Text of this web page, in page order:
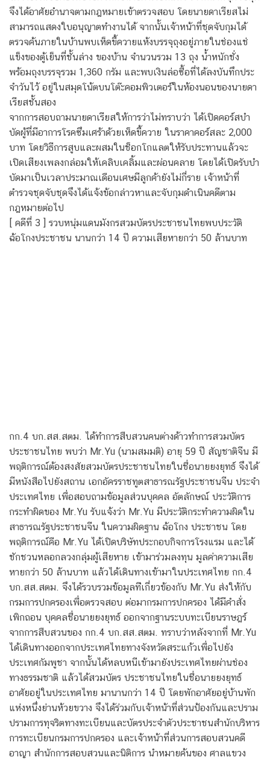
จึงได้อาศัยอํานาจตามกฎหมายเข้าตรวจสอบ โดยนายดาเรียสไม่
สามารถแสดงใบอนุญาตทํางานได้ จากนั้นเจ้าหน้าที่ชุดจับกุมได้
ตรวจค้นภายในบ้านพบเห็ดขี้ควายแห้งบรรจุถุงอยู่ภายในช่องแช่
แข็งของตู้เย็นที่ชั้นล่าง ของบ้าน จํานวนรวม 13 ถุง น้ำหนักชั่ง
พร้อมถุงบรรจุรวม 1,360 กรัม และพบเงินล่อซื้อที่ได้ลงบันทึกประ
จําวันไว้ อยู่ในสมุดโน้ตบนโต๊ะคอมพิวเตอร์ในห้องนอนของนายดา
เรียสชั้นสอง
จากการสอบถามนายดาเรียสให้การว่าไม่ทราบว่า ได้เปิดคอร์สบํา
บัดผู้ที่มีอาการโรคซึมเศร้าด้วยเห็ดขี้ควาย ในราคาคอร์สละ 2,000
บาท โดยวิธีการสูบและผสมในช็อกโกแลตให้รับประทานแล้วจะ
เปิดเสียงเพลงกล่อมให้เคลิบเคลิ้มและผ่อนคลาย โดยได้เปิดรับบํา
บัดมาเป็นเวลาประมาณเดือนเศษมีลูกค้ายังไม่กี่ราย เจ้าหน้าที่
ตํารวจชุดจับชุดจึงได้แจ้งข้อกล่าวหาและจับกุมดําเนินคดีตาม
กฎหมายต่อไป
[ คดีที่ 3 ] รวบหนุ่มแดนมังกรสวมบัตรประชาชนไทยพบประวัติ
ฉ้อโกงประชาชน นานกว่า 14 ปี ความเสียหายกว่า 50 ล้านบาท
กก.4 บก.สส.สตม. ได้ทําการสืบสวนคนต่างด้าวทําการสวมบัตร
ประชาชนไทย พบว่า Mr.Yu (นามสมมติ) อายุ 59 ปี สัญชาติจีน มี
พฤติการณ์ต้องสงสัยสวมบัตรประชาชนไทยในชื่อนายยงยุทธ์ จึงได้
มีหนังสือไปยังสถาน เอกอัครราชทูตสาธารณรัฐประชาชนจีน ประจํา
ประเทศไทย เพื่อสอบถามข้อมูลส่วนบุคคล อัตลักษณ์ ประวัติการ
กระทําผิดของ Mr.Yu รับแจ้งว่า Mr.Yu มีประวัติกระทําความผิดใน
สาธารณรัฐประชาชนจีน ในความผิดฐาน ฉ้อโกง ประชาชน โดย
พฤติการณ์คือ Mr.Yu ได้เปิดบริษัทประกอบกิจการโรงแรม และได้
ชักชวนหลอกลวงกลุ่มผู้เสียหาย เข้ามาร่วมลงทุน มูลค่าความเสีย
หายกว่า 50 ล้านบาท แล้วได้เดินทางเข้ามาในประเทศไทย กก.4
บก.สส.สตม. จึงได้รวบรวมข้อมูลท่ีเกี่ยวข้องกับ Mr.Yu ส่งให้กับ
กรมการปกครองเพื่อตรวจสอบ ต่อมากรมการปกครอง ได้มีคําสั่ง
เพิกถอน บุคคลชื่อนายยงยุทธ์ ออกจากฐานระบบทะเบียนราษฎร์
จากการสืบสวนของ กก.4 บก.สส.สตม. ทราบว่าหลังจากที่ Mr.Yu
ได้เดินทางออกจากประเทศไทยทางจังหวัดสระแก้วเพื่อไปยัง
ประเทศกัมพูชา จากนั้นได้หลบหนีเข้ามายังประเทศไทยผ่านช่อง
ทางธรรมชาติ แล้วได้สวมบัตร ประชาชนไทยในชื่อนายยงยุทธ์
อาศัยอยู่ในประเทศไทย มานานกว่า 14 ปี โดยพักอาศัยอยู่บ้านพัก
แห่งหนึ่งย่านห้วยขวาง จึงได้ร่วมกับเจ้าหน้าที่ส่วนป้องกันและปราม
ปรามการทุจริตทางทะเบียนและบัตรประจําตัวประชาชนสํานักบริหาร
การทะเบียนกรมการปกครอง และเจ้าหน้าที่ส่วนการสอบสวนคดี
อาญา สํานักการสอบสวนและนิติการ นําหมายค้นของ ศาลแขวง